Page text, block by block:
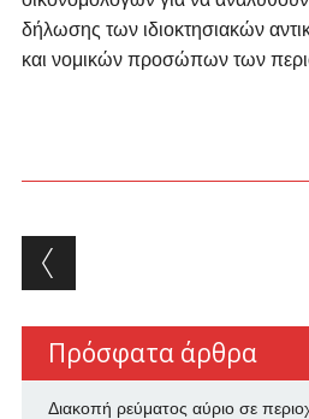
δήλωσης των ιδιοκτησιακών
και νομικών προσώπων των
Post navigation
Πρόσφατα άρθρα
Διακοπή ρεύματος αύριο σε